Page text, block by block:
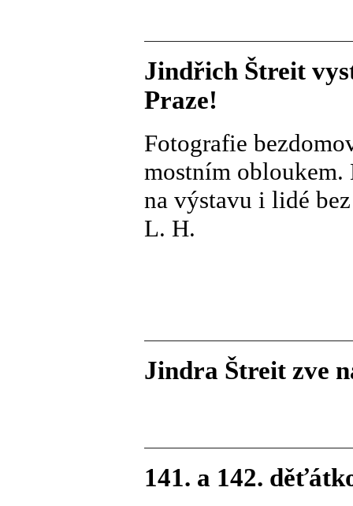
Jindřich Štreit
Praze!
Fotografie
mostním
na výstavu i lidé
L. H.
Jindra Štreit zve
141. a 142.